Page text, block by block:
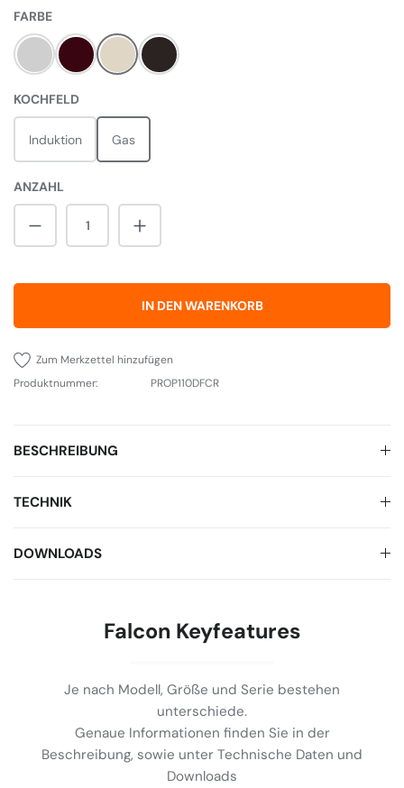
FARBEAUSWÄHLEN
Steel CranberryCream Black
KOCHFELDAUSWÄHLEN
Induktion Gas
ANZAHL
Produkt Anzahl: Gib den gewünschten
IN DEN WARENKORB
Zum Merkzettel hinzufügen
Produktnummer:
PROP110DFCR
BESCHREIBUNG
TECHNIK
DOWNLOADS
Falcon Keyfeatures
Je nach Modell, Größe und Serie bestehen
unterschiede.
Genaue Informationen finden Sie in der
Beschreibung, sowie unter Technische Daten und
Downloads